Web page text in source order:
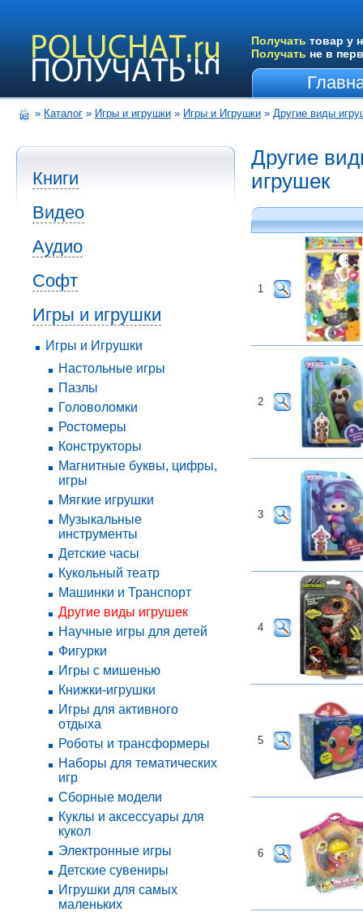
Получать товар у
Получать не в
» Каталог » Игры и игрушки » Игры и Игрушки » Другие виды
Книги
Видео
Аудио
Софт
Игры и игрушки
Игры и Игрушки
Настольные игры
Пазлы
Головоломки
Ростомеры
Конструкторы
Магнитные буквы, цифры,
игры
Мягкие игрушки
Музыкальные
инструменты
Детские часы
Кукольный театр
Машинки и Транспорт
Другие виды игрушек
Научные игры для детей
Фигурки
Игры с мишенью
Книжки-игрушки
Игры для активного
отдыха
Роботы и трансформеры
Наборы для тематических
игр
Сборные модели
Куклы и аксессуары для
кукол
Электронные игры
Детские сувениры
Игрушки для самых
маленьких
Другие
игрушек
1
2
3
4
5
6